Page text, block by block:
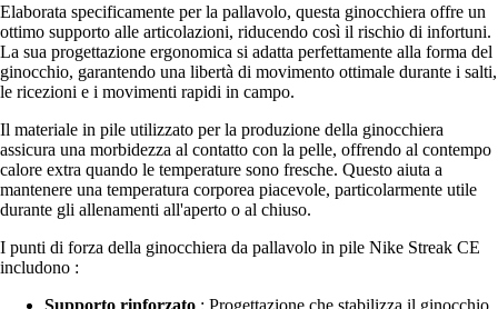
Elaborata specificamente per la pallavolo, questa ginocchiera offre un
ottimo supporto alle articolazioni, riducendo così il rischio di infortuni.
La sua progettazione ergonomica si adatta perfettamente alla forma del
ginocchio, garantendo una libertà di movimento ottimale durante i salti,
le ricezioni e i movimenti rapidi in campo.
Il materiale in pile utilizzato per la produzione della ginocchiera
assicura una morbidezza al contatto con la pelle, offrendo al contempo
calore extra quando le temperature sono fresche. Questo aiuta a
mantenere una temperatura corporea piacevole, particolarmente utile
durante gli allenamenti all'aperto o al chiuso.
I punti di forza della ginocchiera da pallavolo in pile Nike Streak CE
includono :
Supporto rinforzato : Progettazione che stabilizza il ginocchio